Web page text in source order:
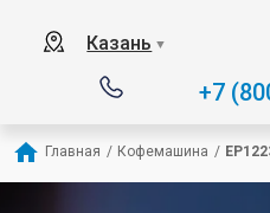
Казань ▼
+7
Главная / Кофемашина /